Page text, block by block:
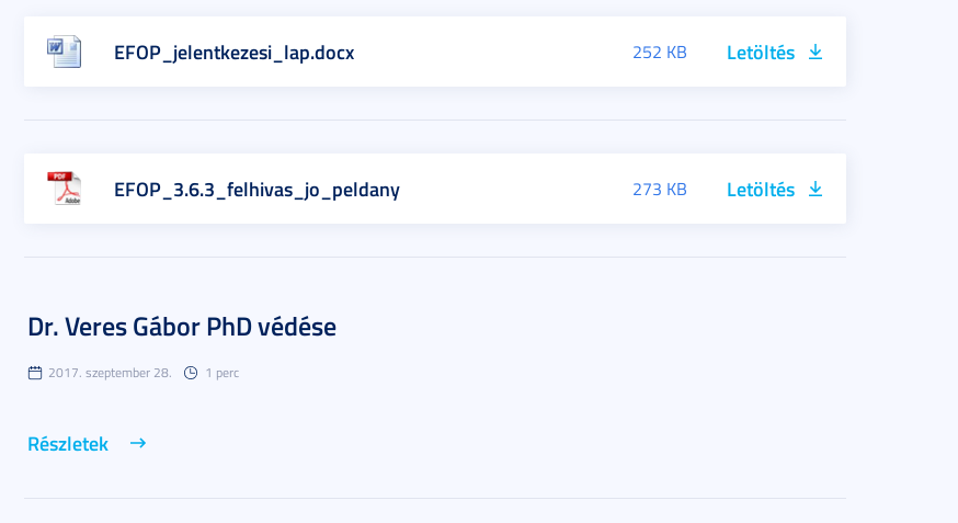
EFOP_jelentkezesi_lap.docx 252 KB Letöltés
EFOP_3.6.3_felhivas_jo_peldany 273 KB Letöltés
Dr. Veres Gábor PhD védése
2017. szeptember 28. 1 perc
Részletek